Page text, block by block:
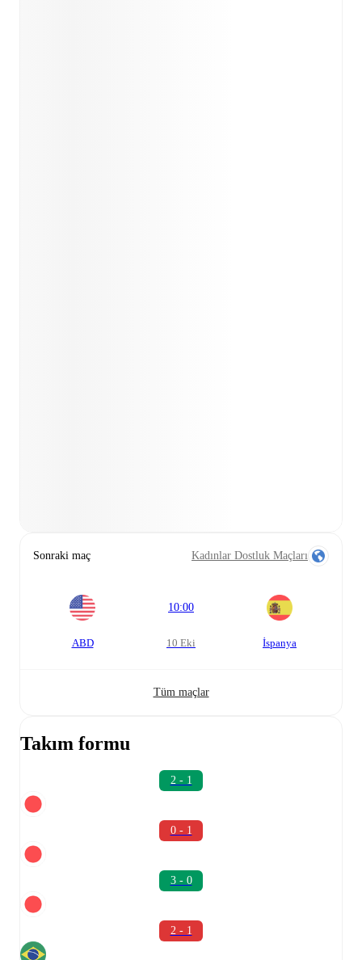
Sonraki maç Kadınlar Dostluk Maçları
ABD
10:00
10 Eki İspanya
Tüm maçlar
Takım formu
2 - 1
0 - 1
3 - 0
2 - 1